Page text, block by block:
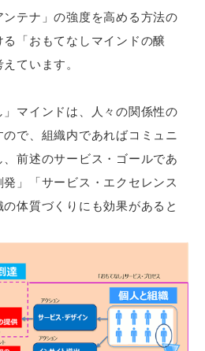
テナ」の強度を高める方法の
「おもてなしマインドの醸
ています。
マインドは、人々の関係性の
で、組織内であればコミュニ
前述のサービス・ゴールであ
」「サービス・エクセレンス
体質づくりにも効果があると